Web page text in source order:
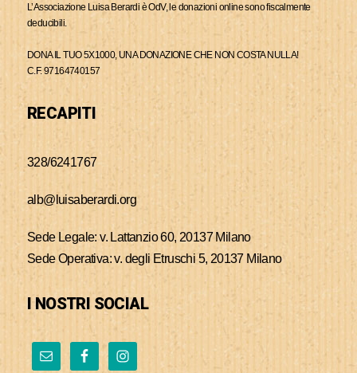
L’Associazione Luisa Berardi è OdV, le donazioni online sono fiscalmente
deducibili.
DONA IL TUO 5X1000, UNA DONAZIONE CHE NON COSTA NULLA!
C.F. 97164740157
RECAPITI
328/6241767
alb@luisaberardi.org
Sede Legale: v. Lattanzio 60, 20137 Milano
Sede Operativa: v. degli Etruschi 5, 20137 Milano
I NOSTRI SOCIAL